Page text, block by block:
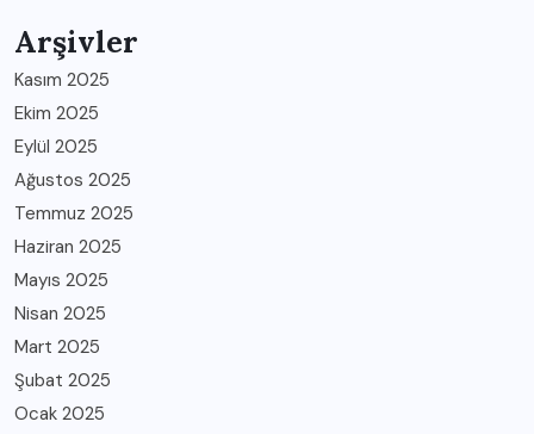
Arşivler
Kasım 2025
Ekim 2025
Eylül 2025
Ağustos 2025
Temmuz 2025
Haziran 2025
Mayıs 2025
Nisan 2025
Mart 2025
Şubat 2025
Ocak 2025